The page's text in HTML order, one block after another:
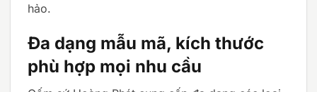
hảo.
Đa dạng mẫu mã, kích thước
phù hợp mọi nhu cầu